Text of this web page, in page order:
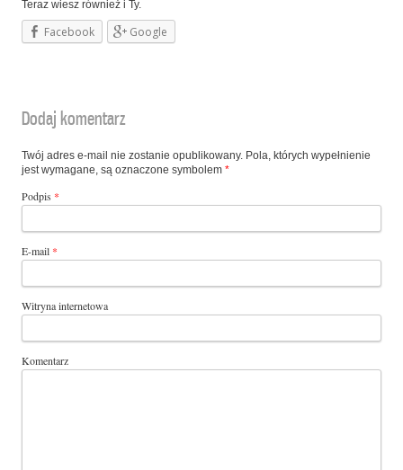
Teraz wiesz również i Ty.
Facebook Google
Dodaj komentarz
Twój adres e-mail nie zostanie opublikowany. Pola, których wypełnienie
jest wymagane, są oznaczone symbolem *
Podpis *
E-mail *
Witryna internetowa
Komentarz